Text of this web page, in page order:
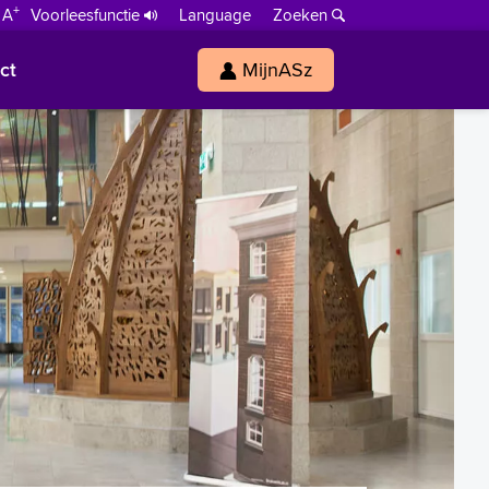
+ Voorleesfunctie Language Zoeken
MijnASz